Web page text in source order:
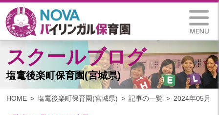
スクールブログ
塩竃後楽町保育園(宮城県)
HOME 塩竃後楽町保育園(宮城県) 記事の一覧 2024年05月